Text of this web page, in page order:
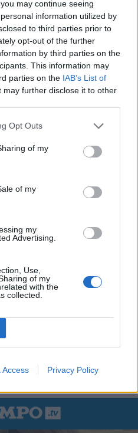
may continue seeing
information utilized by
to third parties prior to
opt-out of the further
by third parties on the
This information may
parties on the IAB’s List of
may further disclose it to other
Opt Outs
of my
of my
my
Advertising.
Use,
of my
with the
collected.
Access Privacy Policy